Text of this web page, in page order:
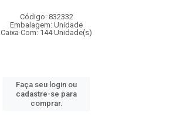
Código: 832332
Embalagem: Unidade
Caixa Com: 144 Unidade(s)
Faça seu login ou
cadastre-se para
comprar.